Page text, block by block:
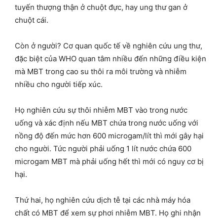
tuyến thượng thận ở chuột đực, hay ung thư gan ở
chuột cái.
Còn ở người? Cơ quan quốc tế về nghiên cứu ung thư,
đặc biệt của WHO quan tâm nhiều đến những điều kiện
mà MBT trong cao su thôi ra môi trường và nhiễm
nhiều cho người tiếp xúc.
Họ nghiên cứu sự thôi nhiễm MBT vào trong nước
uống và xác định nếu MBT chứa trong nước uống với
nồng độ đến mức hơn 600 microgam/lít thì mới gây hại
cho người. Tức người phải uống 1 lít nước chứa 600
microgam MBT mà phải uống hết thì mới có nguy cơ bị
hại.
Thứ hai, họ nghiên cứu dịch tễ tại các nhà máy hóa
chất có MBT để xem sự phơi nhiễm MBT. Họ ghi nhận